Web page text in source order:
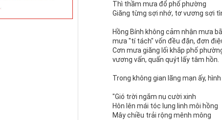
Thì thầm mưa đổ phố phường
Giăng từng sợi nhớ, tơ vương sợi
Hồng Bính không cảm nhận mưa
mưa "tí tách" vốn đều đặn, đơn
Cơn mưa giăng lối khắp phố
vương vấn, quấn quýt lấy tâm hồn.
Trong không gian lãng mạn ấy,
"Gió trời ngắm nụ cười xinh
Hôn lên mái tóc lung linh môi hồng
Mây chiều trải rộng mênh mông